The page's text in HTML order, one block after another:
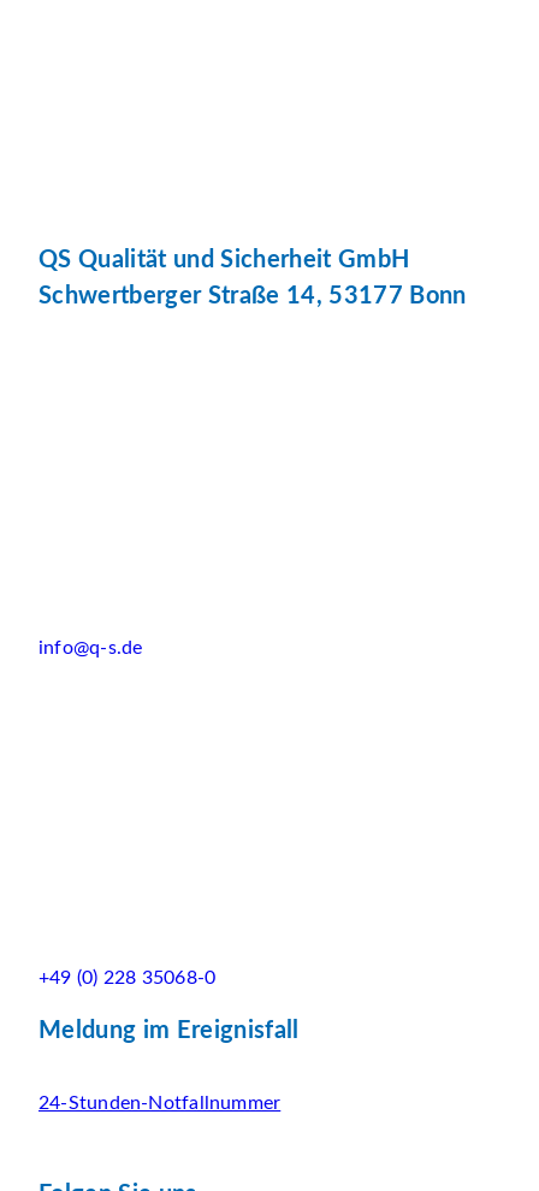
QS Qualität und Sicherheit GmbH
Schwertberger Straße 14, 53177 Bonn
info@q-s.de
+49 (0) 228 35068-0
Meldung im Ereignisfall
24-Stunden-Notfallnummer